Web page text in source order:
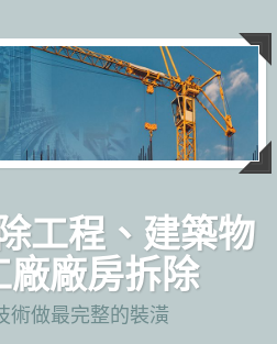
工程、建築物
廠廠房拆除
術做最完整的裝潢